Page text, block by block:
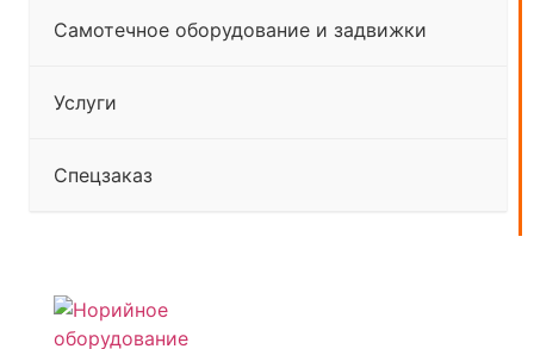
Самотечное оборудование и задвижки
Услуги
Спецзаказ